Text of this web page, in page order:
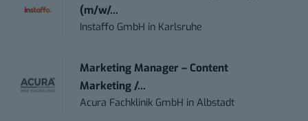
(m/w/...
Instaffo GmbH in Karlsruhe
Marketing Manager – Content
Marketing /...
Acura Fachklinik GmbH inAlbstadt